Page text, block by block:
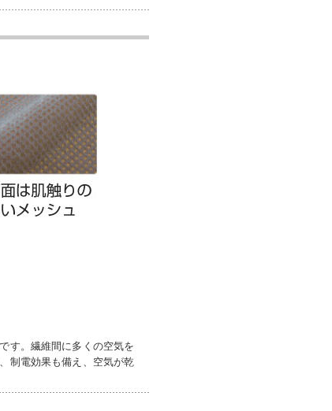
す。繊維間に多くの空気を
制電効果も備え、空気が乾